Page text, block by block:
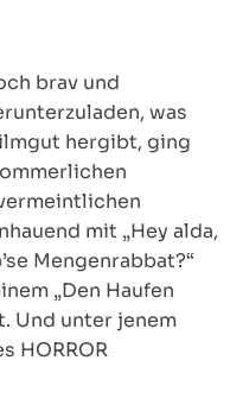
brav und
was
hergibt, ging
mit „Hey alda,
Mengenrabbat?“
„Den Haufen
Und unter jenem
HORROR